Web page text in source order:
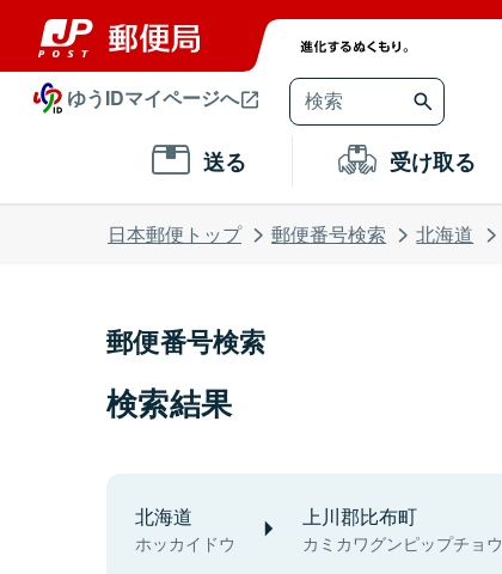
ゆうIDマイページへ
送る 受け取る
日本郵便トップ 郵便番号検索 北海道
郵便番号検索
検索結果
北海道
ホッカイドウ
上川郡比布町
カミカワグンピップチョウ